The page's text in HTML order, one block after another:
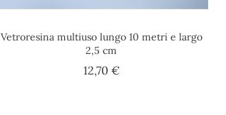
Vetroresina multiuso lungo 10 metri e largo
2,5 cm
12,70 €Prezzo